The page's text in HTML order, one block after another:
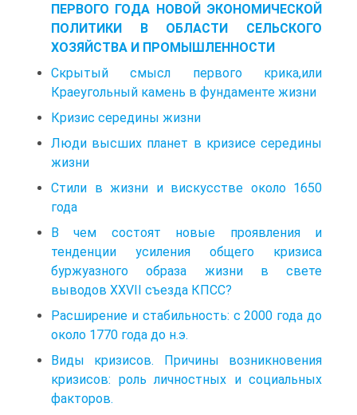
ПЕРВОГО ГОДА НОВОЙ ЭКОНОМИЧЕСКОЙ
ПОЛИТИКИ В ОБЛАСТИ СЕЛЬСКОГО
ХОЗЯЙСТВА И ПРОМЫШЛЕННОСТИ
Скрытый смысл первого крика,или
Краеугольный камень в фундаменте жизни
Кризис середины жизни
Люди высших планет в кризисе середины
жизни
Стили в жизни и вискусстве около 1650
года
В чем состоят новые проявления и
тенденции усиления общего кризиса
буржуазного образа жизни в свете
выводов XXVII съезда КПСС?
Расширение и стабильность: с 2000 года до
около 1770 года до н.э.
Виды кризисов. Причины возникновения
кризисов: роль личностных и социальных
факторов.